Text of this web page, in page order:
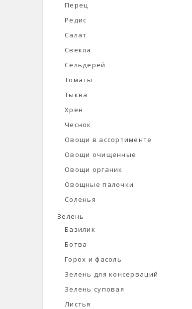
Перец
Редис
Салат
Свекла
Сельдерей
Томаты
Тыква
Хрен
Чеснок
Овощи в ассортименте
Овощи очищенные
Овощи органик
Овощные палочки
Соленья
Зелень
Базилик
Ботва
Горох и фасоль
Зелень для консерваций
Зелень суповая
Листья